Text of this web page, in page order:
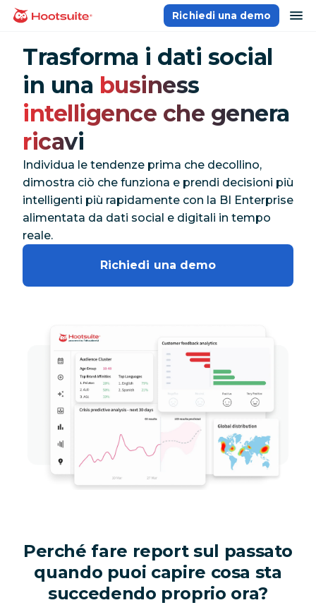
Salta
Homepage
Richiedi una demo
Trasforma i dati social
in una business
intelligence che genera
ricavi
Individua le tendenze prima che decollino,
dimostra ciò che funziona e prendi decisioni più
intelligenti più rapidamente con la BI Enterprise
alimentata da dati social e digitali in tempo
reale.
Richiedi una demo
Perché fare report sul passato
quando puoi capire cosa sta
succedendo proprio ora?